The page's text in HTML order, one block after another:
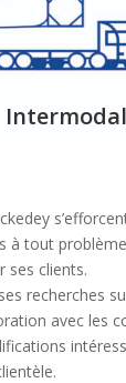
Intermodal
à tout
ses clients.
recherches
avec les